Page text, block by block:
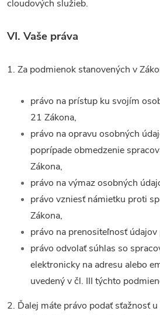
cloudových služieb.
VI. Vaše práva
1. Za podmienok stanovených v
právo na prístup ku svojím
21 Zákona,
právo na opravu osobných
poprípade obmedzenie
Zákona,
právo na výmaz osobných
právo vzniesť námietku proti
Zákona,
právo na prenositeľnosť
právo odvolať súhlas so
elektronicky na adresu alebo
uvedený v čl. III týchto
2. Ďalej máte právo podať sťažnosť